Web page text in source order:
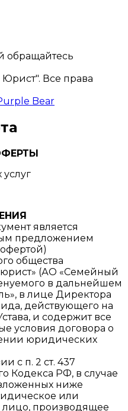
обращайтесь
Все права
Bear
является
предложением
общества
(АО «Семейный
в дальнейшем
в лице Директора
действующего на
и содержит все
условия договора о
юридических
с п. 2 ст. 437
Кодекса РФ, в случае
ниже
или
лицо, производящее